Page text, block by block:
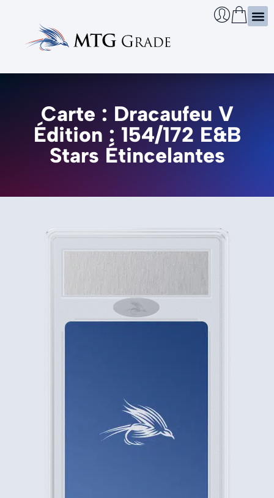
Carte : Dracaufeu V
Édition : 154/172 E&B
Stars Étincelantes